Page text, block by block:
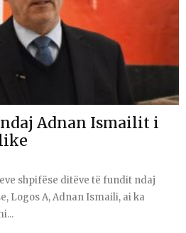
Adnan Ismailit i
shpifëse ditëve të fundit ndaj
Logos A, Adnan Ismaili, ai ka